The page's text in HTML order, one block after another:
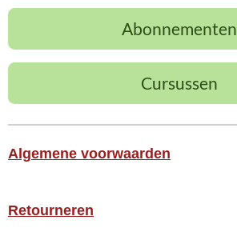
Abonnementen
Cursussen
Algemene voorwaarden
Retourneren